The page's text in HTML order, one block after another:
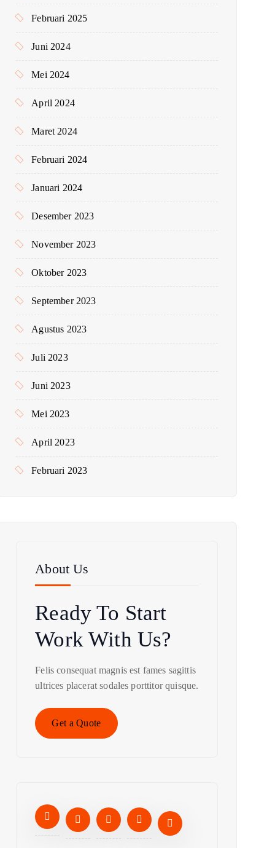
Februari 2025
Juni 2024
Mei 2024
April 2024
Maret 2024
Februari 2024
Januari 2024
Desember 2023
November 2023
Oktober 2023
September 2023
Agustus 2023
Juli 2023
Juni 2023
Mei 2023
April 2023
Februari 2023
About Us
Ready To Start
Work With Us?
Felis consequat magnis est fames sagittis
ultrices placerat sodales porttitor quisque.
Get a Quote